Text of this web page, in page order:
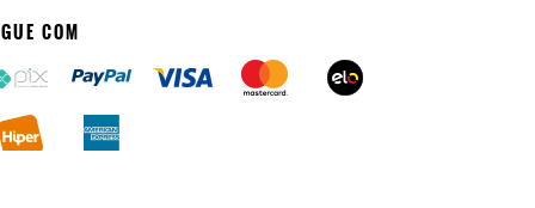
COM